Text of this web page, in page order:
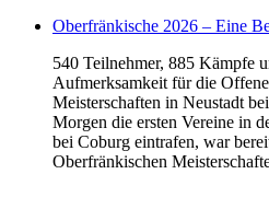
Oberfränkische 2026 – Eine
540 Teilnehmer, 885 Kämpfe
Aufmerksamkeit für die
Meisterschaften in Neustadt
Morgen die ersten Vereine in
bei Coburg eintrafen, war
Oberfränkischen